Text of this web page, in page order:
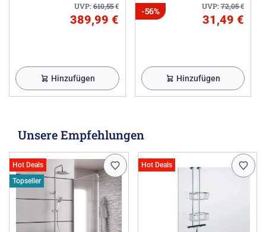
UVP:610,55€
389,99 €
Hinzufügen
UVP:72,05€
-56%
31,49 €
Hinzufügen
Unsere Empfehlungen
Hot Deals
Topseller
Hot Deals